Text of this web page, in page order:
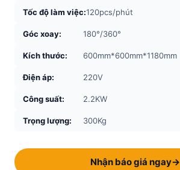
Tốc độ làm việc:120pcs/phút
Góc xoay: 180°/360°
Kích thước: 600mm*600mm*1180mm
Điện áp: 220V
Công suất: 2.2KW
Trọng lượng: 300Kg
Nhận báo giá ngay→